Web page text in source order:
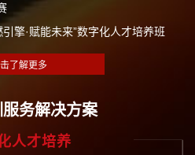
擎·赋能未来”数字化人才培养班
务解决方案
人才培养